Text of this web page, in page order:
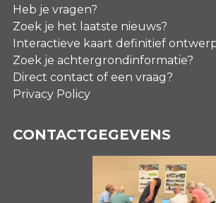
Heb je vragen?
Zoek je het laatste nieuws?
Interactieve kaart definitief
Zoek je achtergrondinformatie?
Direct contact of een vraag?
Privacy Policy
CONTACTGEGEVENS